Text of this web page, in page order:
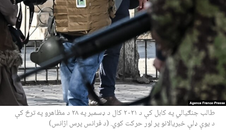
طالب جنګیالي په کابل کې د ۲۰۲۱ کال د ډسمبر په ۲۸ د مظاهرو په ترڅ کې
د یوې ډلې خبریالانو پر لور حرکت کوي. (د فرانس پرس اژانس)